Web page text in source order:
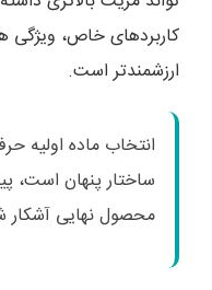
کاربردهای خاص، ویژگی
ارزشمندتر است.
انتخاب ماده اولیه
ساختار پنهان است،
محصول نهایی آشکار